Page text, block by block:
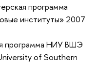
программа
институты» 2007
программа НИУ ВШЭ
of Southern